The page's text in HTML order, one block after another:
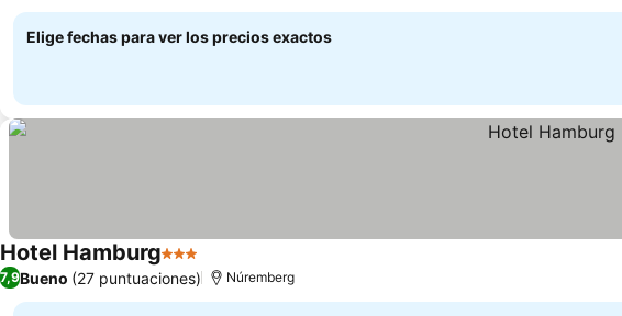
Elige fechas para ver los precios exactos
Hotel Hamburg3 Estrellas
7,9Bueno (27 puntuaciones) Núremberg